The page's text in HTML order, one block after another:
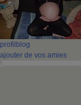
profil blog
ajouter de vos amies